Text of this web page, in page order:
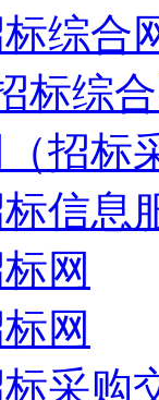
综合
标综
招标
信息
网
网
采购